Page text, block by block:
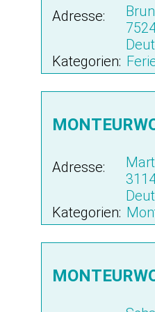
Adresse:
Kategorien:
Adresse:
Kategorien: